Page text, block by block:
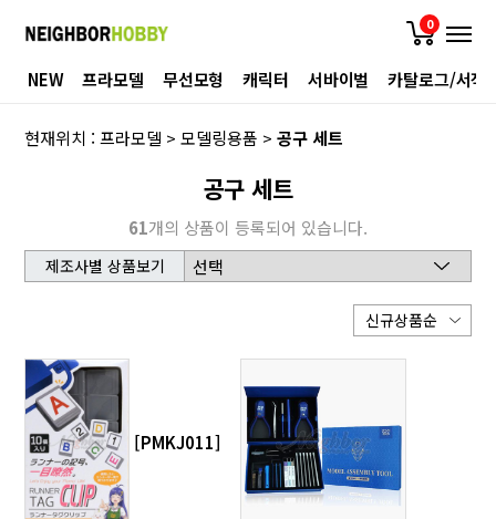
0
NEW 프라모델 무선모형 캐릭터 서바이벌 카탈로그/서적
현재위치 :프라모델 >모델링용품 >공구 세트
공구 세트
61개의 상품이 등록되어 있습니다.
제조사별 상품보기
[PMKJ011]